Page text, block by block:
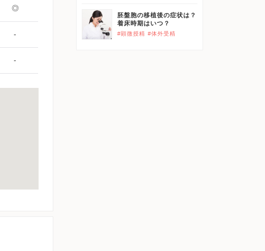
◎
-
-
胚盤胞の移植後の症状は？
着床時期はいつ？
#顕微授精 #体外受精